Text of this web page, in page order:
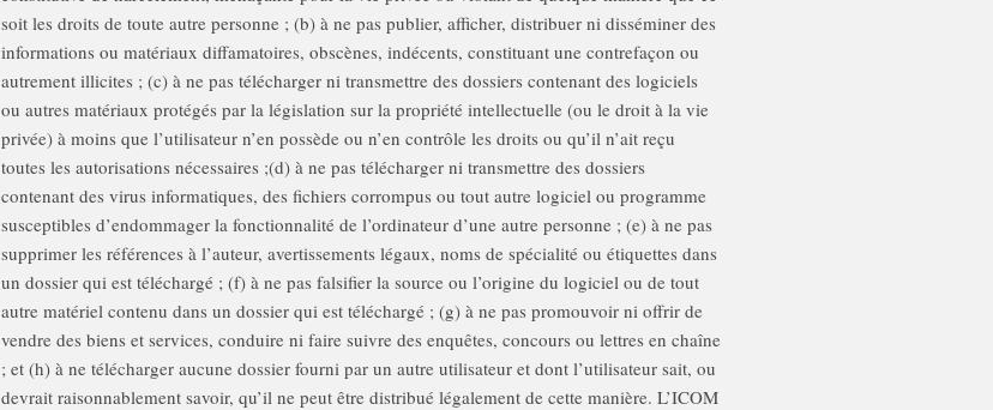
soit les droits de toute autre personne ; (b) à ne pas publier, afficher, distribuer ni disséminer des
informations ou matériaux diffamatoires, obscènes, indécents, constituant une contrefaçon ou
autrement illicites ; (c) à ne pas télécharger ni transmettre des dossiers contenant des logiciels
ou autres matériaux protégés par la législation sur la propriété intellectuelle (ou le droit à la vie
privée) à moins que l’utilisateur n’en possède ou n’en contrôle les droits ou qu’il n’ait reçu
toutes les autorisations nécessaires ;(d) à ne pas télécharger ni transmettre des dossiers
contenant des virus informatiques, des fichiers corrompus ou tout autre logiciel ou programme
susceptibles d’endommager la fonctionnalité de l’ordinateur d’une autre personne ; (e) à ne pas
supprimer les références à l’auteur, avertissements légaux, noms de spécialité ou étiquettes dans
un dossier qui est téléchargé ; (f) à ne pas falsifier la source ou l’origine du logiciel ou de tout
autre matériel contenu dans un dossier qui est téléchargé ; (g) à ne pas promouvoir ni offrir de
vendre des biens et services, conduire ni faire suivre des enquêtes, concours ou lettres en chaîne
; et (h) à ne télécharger aucune dossier fourni par un autre utilisateur et dont l’utilisateur sait, ou
devrait raisonnablement savoir, qu’il ne peut être distribué légalement de cette manière. L’ICOM